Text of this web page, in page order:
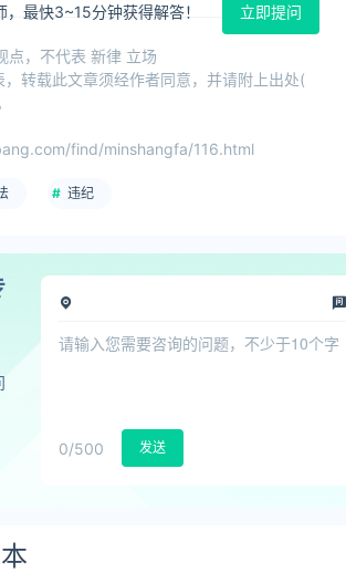
，最快3~15分钟获得解答！ 立即提问
点，不代表 新律 立场
，转载此文章须经作者同意，并请附上出处(
find/minshangfa/116.html
违纪
0/500 发送